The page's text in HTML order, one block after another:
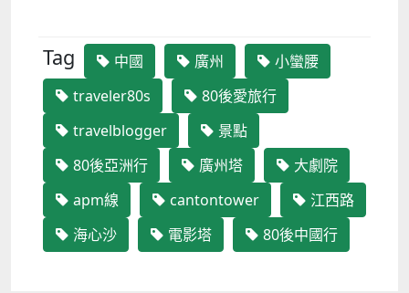
Tag 中國 廣州
小蠻腰
traveler80s
80後愛旅行
travelblogger
景點
80後亞洲行
廣州塔
大劇院
apm線
cantontower
江西路
海心沙
電影塔 80後中國行